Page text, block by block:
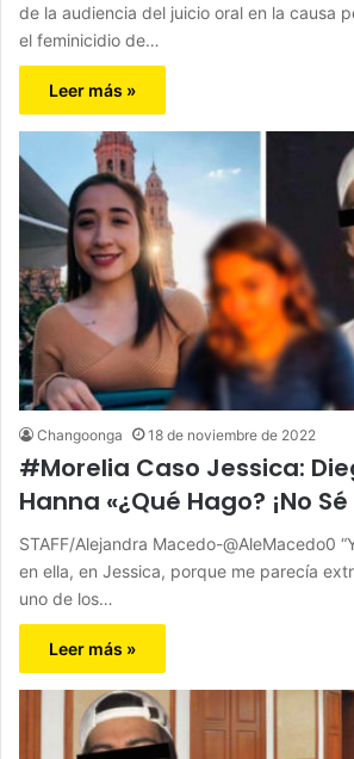
de la audiencia del juicio oral en la causa
el feminicidio de…
Leer más »
Changoonga 18 de noviembre de 2022
#Morelia Caso Jessica:
Hanna «¿Qué Hago? ¡No
STAFF/Alejandra Macedo-@AleMacedo0
en ella, en Jessica, porque me parecía
uno de los…
Leer más »